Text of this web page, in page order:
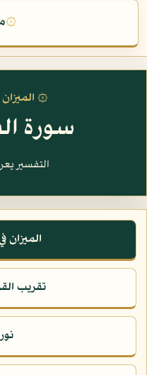
۞
۞ الميزان
سورة
التفسير يعرض
الميزان
تقريب